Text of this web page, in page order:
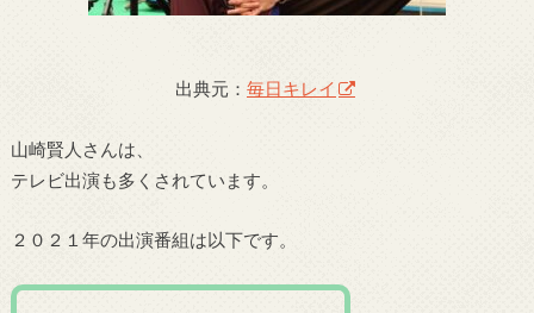
出典元： 毎日キレイ
山崎賢人さんは、
テレビ出演も多くされています。
２０２１年の出演番組は以下です。